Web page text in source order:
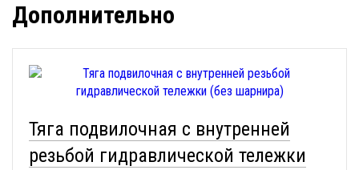
Дополнительно
Тяга подвилочная с внутренней
резьбой гидравлической тележки